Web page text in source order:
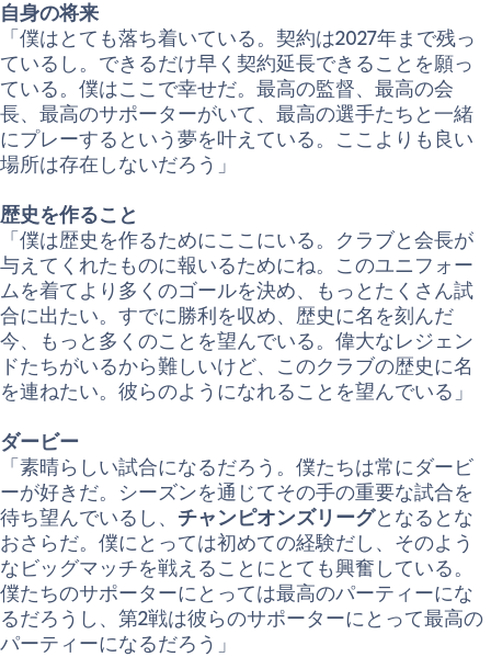
自身の将来
「僕はとても落ち着いている。契約は2027年まで残っ
ているし。できるだけ早く契約延長できることを願っ
ている。僕はここで幸せだ。最高の監督、最高の会
長、最高のサポーターがいて、最高の選手たちと一緒
にプレーするという夢を叶えている。ここよりも良い
場所は存在しないだろう」
歴史を作ること
「僕は歴史を作るためにここにいる。クラブと会長が
与えてくれたものに報いるためにね。このユニフォー
ムを着てより多くのゴールを決め、もっとたくさん試
合に出たい。すでに勝利を収め、歴史に名を刻んだ
今、もっと多くのことを望んでいる。偉大なレジェン
ドたちがいるから難しいけど、このクラブの歴史に名
を連ねたい。彼らのようになれることを望んでいる」
ダービー
「素晴らしい試合になるだろう。僕たちは常にダービ
ーが好きだ。シーズンを通じてその手の重要な試合を
待ち望んでいるし、 チャンピオンズリーグとなるとな
おさらだ。僕にとっては初めての経験だし、そのよう
なビッグマッチを戦えることにとても興奮している。
僕たちのサポーターにとっては最高のパーティーにな
るだろうし、第2戦は彼らのサポーターにとって最高の
パーティーになるだろう」